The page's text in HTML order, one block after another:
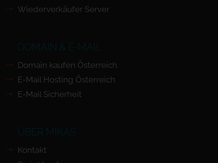
Wiederverkäufer Server
DOMAIN & E-MAIL
Domain kaufen Österreich
E-Mail Hosting Österreich
E-Mail Sicherheit
ÜBER MIKAS
Kontakt